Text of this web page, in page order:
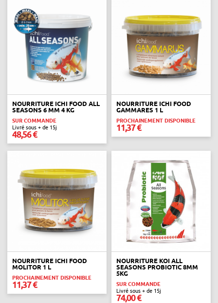
NOURRITURE ICHI FOOD ALL
SEASONS 6 MM 4 KG
SUR COMMANDE
Livré sous + de 15j
48,56 €
NOURRITURE ICHI FOOD
GAMMARES 1 L
PROCHAINEMENT DISPONIBLE
11,37 €
NOURRITURE ICHI FOOD
MOLITOR 1 L
PROCHAINEMENT DISPONIBLE
11,37 €
NOURRITURE KOI ALL
SEASONS PROBIOTIC 8MM
5KG
SUR COMMANDE
Livré sous + de 15j
74,00 €